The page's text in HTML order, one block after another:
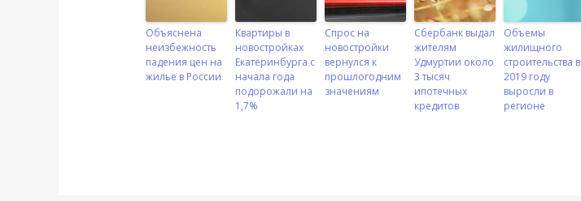
Объяснена
неизбежность
падения цен на
жилье в России
Квартиры в
новостройках
Екатеринбурга с
начала года
подорожали на
1,7%
Спрос на
новостройки
вернулся к
прошлогодним
значениям
Сбербанк выдал
жителям
Удмуртии около
3 тысяч
ипотечных
кредитов
Объемы
жилищного
строительства в
2019 году
выросли в
регионе